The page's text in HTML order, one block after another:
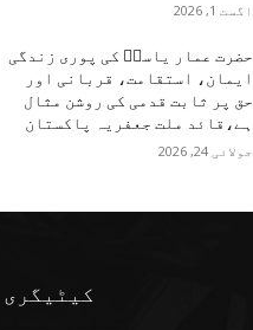
اگست 1, 2026
حضرت عمار یاسرؑ کی پوری زندگی
ایمان، استقامت، قربانی اور
حق پر ثابت قدمی کی روشن مثال
ہے،قائد ملت جعفریہ پاکستان
جولائی 24, 2026
کیٹیگری